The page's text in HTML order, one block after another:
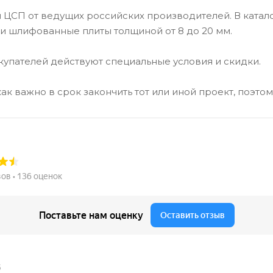
от ведущих российских производителей. В
шлифованные плиты толщиной от 8 до 20 мм.
действуют специальные условия и скидки.
важно в срок закончить тот или иной проект,